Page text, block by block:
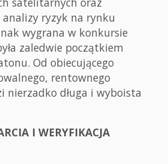
ryzyk na rynku
wygrana w konkursie
zaledwie początkiem
Od obiecującego
rentownego
długa i wyboista
I WERYFIKACJA